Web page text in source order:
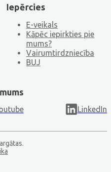
Iepērcies
E-veikals
Kāpēc iepirkties pie
mums?
Vairumtirdzniecība
BUJ
LinkedIn